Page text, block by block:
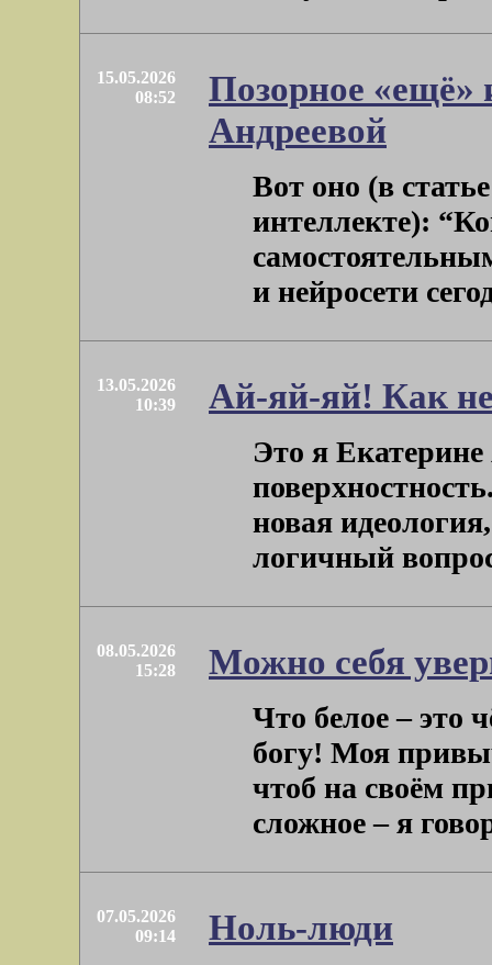
15.05.2026
08:52
Позорное «ещё»
Андреевой
Вот оно (в
интеллекте):
и нейросети
13.05.2026
10:39
Ай-яй-яй! Как
Это я Екатерине
новая
логичный
08.05.2026
15:28
Можно себя
Что белое – это
богу! Моя
чтоб на своём
сложное – я
07.05.2026
09:14
Ноль-люди